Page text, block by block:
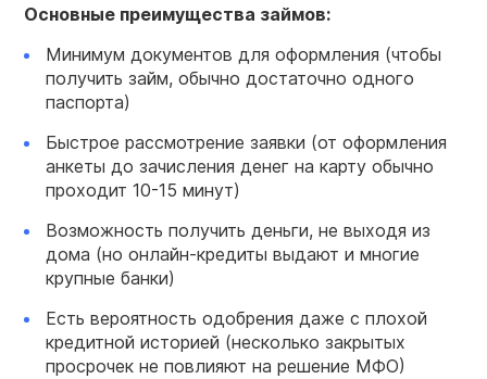
Основные преимущества займов:
Минимум документов для оформления (чтобы
получить займ, обычно достаточно одного
паспорта)
Быстрое рассмотрение заявки (от оформления
анкеты до зачисления денег на карту обычно
проходит 10-15 минут)
Возможность получить деньги, не выходя из
дома (но онлайн-кредиты выдают и многие
крупные банки)
Есть вероятность одобрения даже с плохой
кредитной историей (несколько закрытых
просрочек не повлияют на решение МФО)